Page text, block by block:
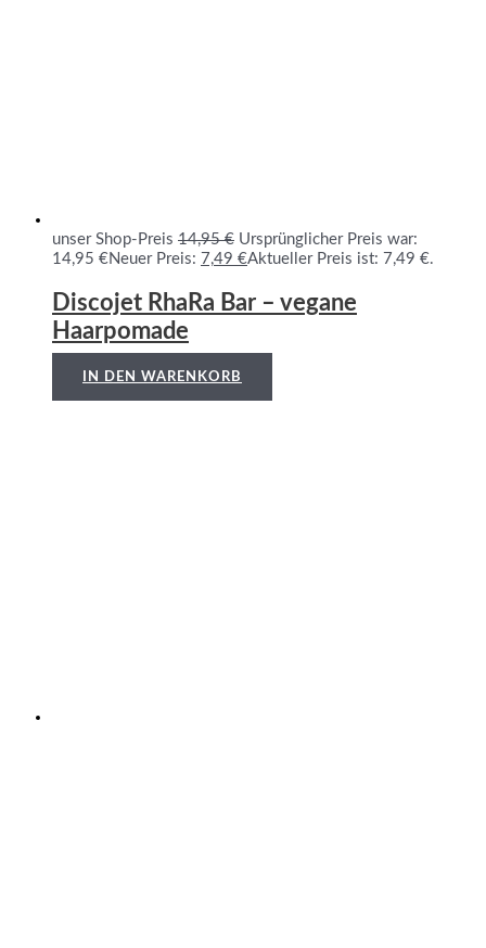
unser Shop-Preis 14,95€ Ursprünglicher Preis war:
14,95 €Neuer Preis: 7,49 €Aktueller Preis ist: 7,49 €.
Discojet RhaRa Bar – vegane
Haarpomade
IN DEN WARENKORB